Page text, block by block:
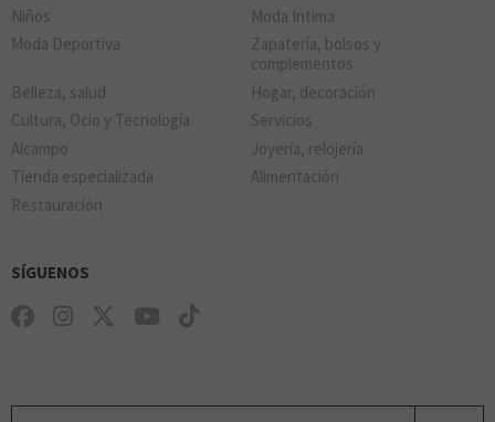
Niños
Moda Intima
Moda Deportiva
Zapatería, bolsos y
complementos
Belleza, salud
Hogar, decoración
Cultura, Ocio y Tecnología
Servicios
Alcampo
Joyería, relojería
Tienda especializada
Alimentación
Restauración
SÍGUENOS